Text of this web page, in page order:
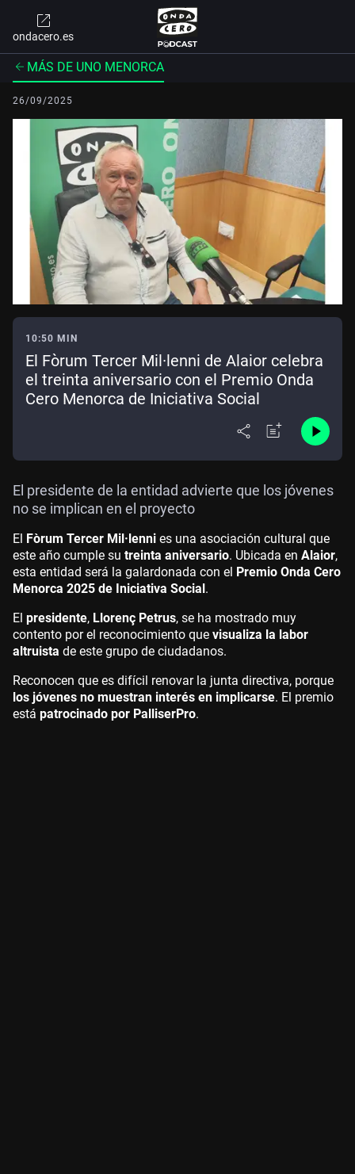
ondacero.es
MÁS DE UNO MENORCA
26/09/2025
10:50 MIN
El Fòrum Tercer Mil·lenni de Alaior celebra
el treinta aniversario con el Premio Onda
Cero Menorca de Iniciativa Social
El presidente de la entidad advierte que los jóvenes
no se implican en el proyecto
El Fòrum Tercer Mil·lenni es una asociación cultural que
este año cumple su treinta aniversario. Ubicada en Alaior,
esta entidad será la galardonada con el Premio Onda Cero
Menorca 2025 de Iniciativa Social.
El presidente, Llorenç Petrus, se ha mostrado muy
contento por el reconocimiento que visualiza la labor
altruista de este grupo de ciudadanos.
Reconocen que es difícil renovar la junta directiva, porque
los jóvenes no muestran interés en implicarse. El premio
está patrocinado por PalliserPro.